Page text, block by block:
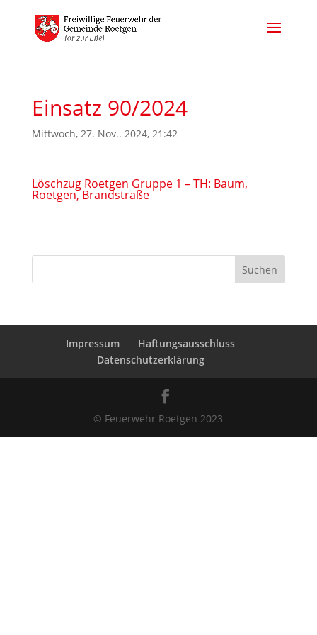
Einsatz 90/2024
Mittwoch, 27. Nov.. 2024, 21:42
Löschzug Roetgen Gruppe 1 – TH: Baum,
Roetgen, Brandstraße
Suchen
Impressum
Haftungsausschluss
Datenschutzerklärung
© Feuerwehr Roetgen 2023